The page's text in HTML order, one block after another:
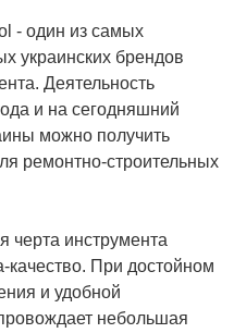
- один из самых
украинских брендов
Деятельность
и на сегодняшний
можно получить
ремонтно-строительных
черта инструмента
качество. При достойном
и удобной
небольшая